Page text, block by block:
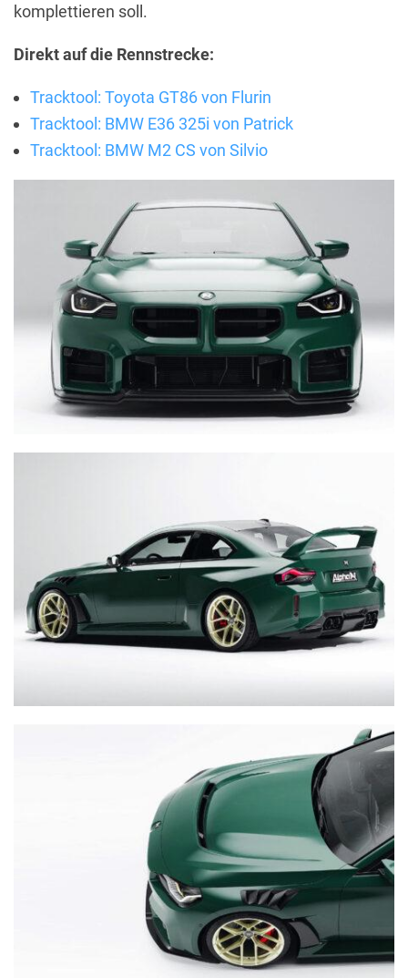
komplettieren soll.
Direkt auf die Rennstrecke:
Tracktool: Toyota GT86 von Flurin
Tracktool: BMW E36 325i von Patrick
Tracktool: BMW M2 CS von Silvio